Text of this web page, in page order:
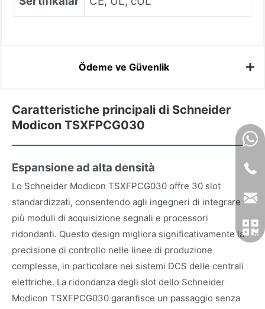
Ödeme ve Güvenlik
Caratteristiche principali di Schneider
Modicon TSXFPCG030
Espansione ad alta densità
Lo Schneider Modicon TSXFPCG030 offre 30 slot
standardizzati, consentendo agli ingegneri di integrare
più moduli di acquisizione segnali e processori
ridondanti. Questo design migliora significativamente la
precisione di controllo nelle linee di produzione
complesse, in particolare nei sistemi DCS delle centrali
elettriche. La ridondanza degli slot dello Schneider
Modicon TSXFPCG030 garantisce un passaggio senza